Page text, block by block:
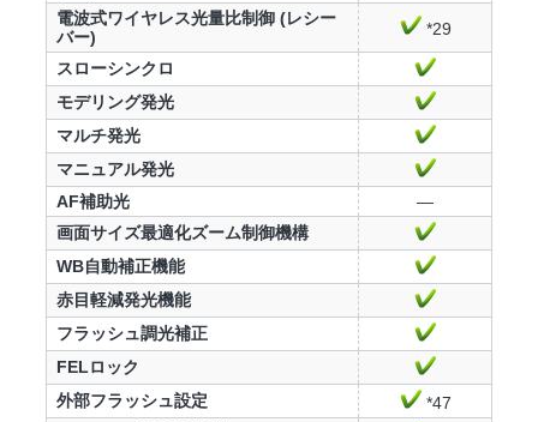
電波式ワイヤレス光量比制御 (レシー
バー)
*29
スローシンクロ
モデリング発光
マルチ発光
マニュアル発光
AF補助光
—
画面サイズ最適化ズーム制御機構
WB自動補正機能
赤目軽減発光機能
フラッシュ調光補正
FELロック
外部フラッシュ設定
*47